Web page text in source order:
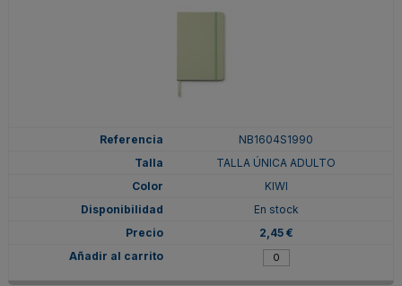
NB1604S1990
TALLA ÚNICA ADULTO
KIWI
En stock
2,45 €